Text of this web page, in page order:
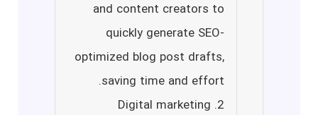
and content creators to
quickly generate SEO-
optimized blog post drafts,
saving time and effort.
2. Digital marketing